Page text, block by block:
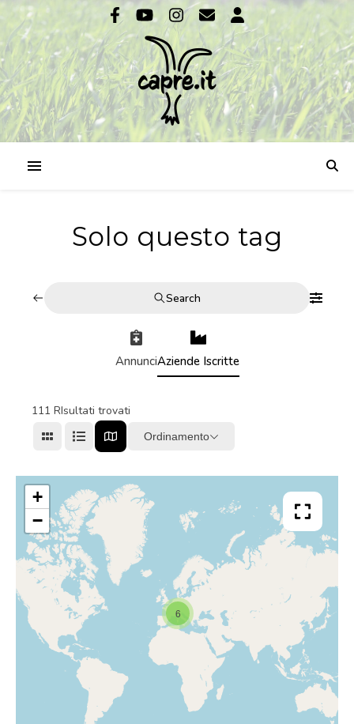
Solo questo tag
Search
AnnunciAziende Iscritte
111 RIsultati trovati
Ordinamento
6
+
−